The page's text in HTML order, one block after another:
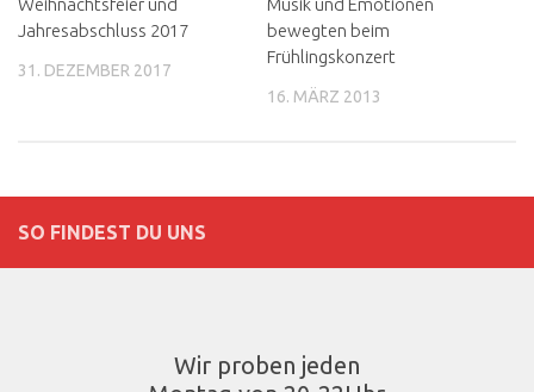
Weihnachtsfeier und
Jahresabschluss 2017
31. DEZEMBER 2017
Musik und Emotionen
bewegten beim
Frühlingskonzert
16. MÄRZ 2013
SO FINDEST DU UNS
Wir proben jeden